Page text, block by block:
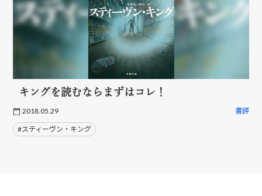
キングを読むならまずはコレ！
2018.05.29 書評
#スティーヴン・キング